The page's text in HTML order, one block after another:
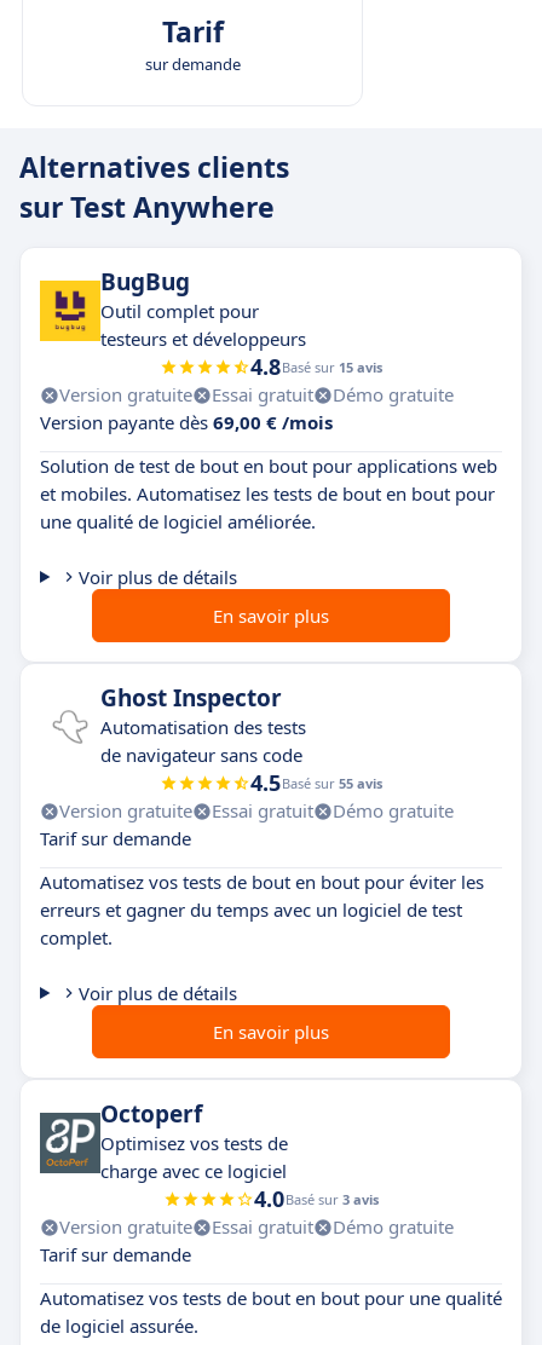
Tarif
sur demande
Alternatives clients
sur Test Anywhere
BugBug
Outil complet pour
testeurs et développeurs
4.8Basé sur 15 avis
Version gratuite Essai gratuit
Démo gratuite
Version payante dès 69,00 € /mois
Solution de test de bout en bout pour applications web
et mobiles. Automatisez les tests de bout en bout pour
une qualité de logiciel améliorée.
Voir plus de détails
En savoir plus
Ghost Inspector
Automatisation des tests
de navigateur sans code
4.5Basé sur 55 avis
Version gratuite Essai gratuit
Démo gratuite
Tarif sur demande
Automatisez vos tests de bout en bout pour éviter les
erreurs et gagner du temps avec un logiciel de test
complet.
Voir plus de détails
En savoir plus
Octoperf
Optimisez vos tests de
charge avec ce logiciel
4.0Basé sur 3 avis
Version gratuite Essai gratuit
Démo gratuite
Tarif sur demande
Automatisez vos tests de bout en bout pour une qualité
de logiciel assurée.